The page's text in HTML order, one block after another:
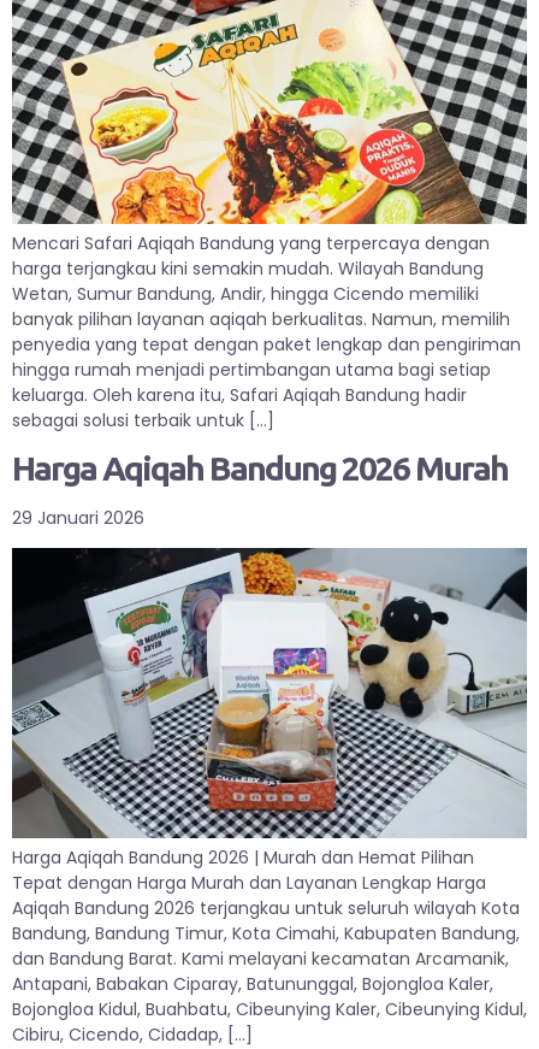
Mencari Safari Aqiqah Bandung yang terpercaya dengan
harga terjangkau kini semakin mudah. Wilayah Bandung
Wetan, Sumur Bandung, Andir, hingga Cicendo memiliki
banyak pilihan layanan aqiqah berkualitas. Namun, memilih
penyedia yang tepat dengan paket lengkap dan pengiriman
hingga rumah menjadi pertimbangan utama bagi setiap
keluarga. Oleh karena itu, Safari Aqiqah Bandung hadir
sebagai solusi terbaik untuk […]
Harga Aqiqah Bandung 2026 Murah
29 Januari 2026
Harga Aqiqah Bandung 2026 | Murah dan Hemat Pilihan
Tepat dengan Harga Murah dan Layanan Lengkap Harga
Aqiqah Bandung 2026 terjangkau untuk seluruh wilayah Kota
Bandung, Bandung Timur, Kota Cimahi, Kabupaten Bandung,
dan Bandung Barat. Kami melayani kecamatan Arcamanik,
Antapani, Babakan Ciparay, Batununggal, Bojongloa Kaler,
Bojongloa Kidul, Buahbatu, Cibeunying Kaler, Cibeunying Kidul,
Cibiru, Cicendo, Cidadap, […]